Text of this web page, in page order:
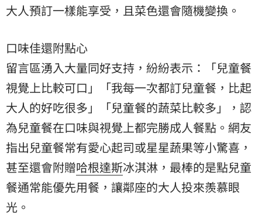
大人預訂一樣能享受，且菜色還會隨機變換。
口味佳還附點心
留言區湧入大量同好支持，紛紛表示：「兒童餐
視覺上比較可口」「我每一次都訂兒童餐，比起
大人的好吃很多」「兒童餐的蔬菜比較多」，認
為兒童餐在口味與視覺上都完勝成人餐點。網友
指出兒童餐常有愛心起司或星星蔬果等小驚喜，
甚至還會附贈哈根達斯冰淇淋，最棒的是點兒童
餐通常能優先用餐，讓鄰座的大人投來羨慕眼
光。